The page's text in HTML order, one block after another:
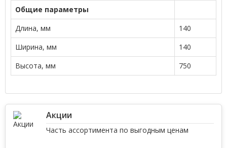
Общие параметры
Длина, мм
140
Ширина, мм
140
Высота, мм
750
Акции
Часть ассортимента по выгодным ценам